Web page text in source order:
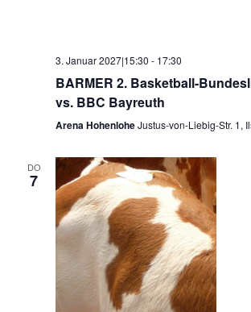
3. Januar 2027|15:30 - 17:30
BARMER 2. Basketball-
vs. BBC Bayreuth
Arena HohenloheJustus-von-Liebig-Str. 1,
DO
7